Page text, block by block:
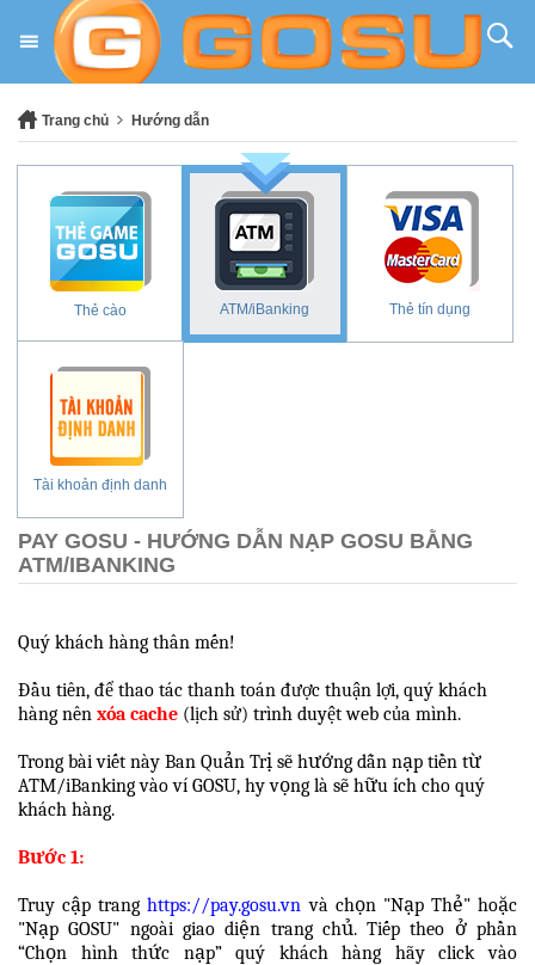
Trang chủ Hướng dẫn
Thẻ cào ATM/iBanking Thẻ tín dụng
Tài khoản định danh
PAY GOSU - HƯỚNG DẪN NẠP GOSU BẰNG
ATM/IBANKING
Quý khách hàng thân mến!
Đầu tiên, để thao tác thanh toán được thuận lợi, quý khách
hàng nên xóa cache (lịch sử) trình duyệt web của mình.
Trong bài viết này Ban Quản Trị sẽ hướng dẫn nạp tiền từ
ATM/iBankingvào ví GOSU, hy vọng là sẽ hữu ích cho quý
khách hàng.
Bước 1:
Truy cập tranghttps://pay.gosu.vn và chọn "Nạp Thẻ" hoặc
"Nạp GOSU" ngoài giao diện trang chủ. Tiếp theo ở phần
“Chọn hình thức nạp” quý khách hàng hãy click vào